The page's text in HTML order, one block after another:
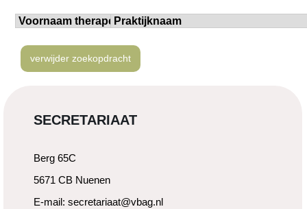
verwijder zoekopdracht
SECRETARIAAT
Berg 65C
5671 CB Nuenen
E-mail: secretariaat@vbag.nl